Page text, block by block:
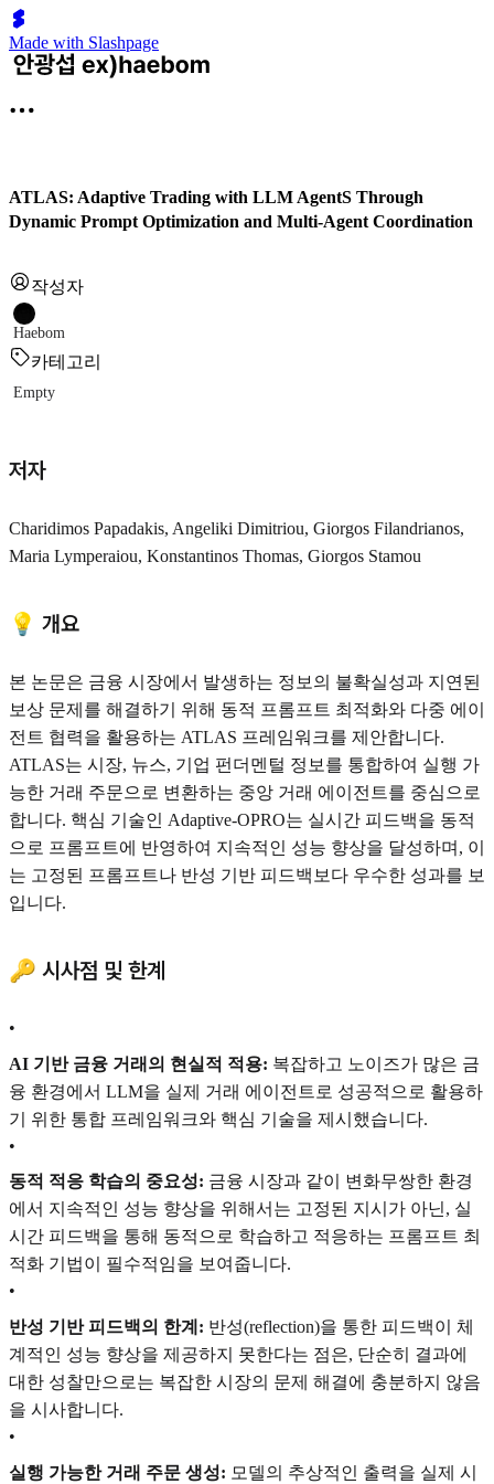
Made with Slashpage
ATLAS: Adaptive Trading with LLM AgentS Through
Dynamic Prompt Optimization and Multi-Agent Coordination
작성자
Haebom
카테고리
Empty
저자
Charidimos Papadakis, Angeliki Dimitriou, Giorgos Filandrianos,
Maria Lymperaiou, Konstantinos Thomas, Giorgos Stamou
💡 개요
본 논문은 금융 시장에서 발생하는 정보의 불확실성과 지연된
보상 문제를 해결하기 위해 동적 프롬프트 최적화와 다중 에이
전트 협력을 활용하는 ATLAS 프레임워크를 제안합니다.
ATLAS는 시장, 뉴스, 기업 펀더멘털 정보를 통합하여 실행 가
능한 거래 주문으로 변환하는 중앙 거래 에이전트를 중심으로
합니다. 핵심 기술인 Adaptive-OPRO는 실시간 피드백을 동적
으로 프롬프트에 반영하여 지속적인 성능 향상을 달성하며, 이
는 고정된 프롬프트나 반성 기반 피드백보다 우수한 성과를 보
입니다.
🔑 시사점 및 한계
•
AI 기반 금융 거래의 현실적 적용: 복잡하고 노이즈가 많은 금
융 환경에서 LLM을 실제 거래 에이전트로 성공적으로 활용하
기 위한 통합 프레임워크와 핵심 기술을 제시했습니다.
•
동적 적응 학습의 중요성: 금융 시장과 같이 변화무쌍한 환경
에서 지속적인 성능 향상을 위해서는 고정된 지시가 아닌, 실
시간 피드백을 통해 동적으로 학습하고 적응하는 프롬프트 최
적화 기법이 필수적임을 보여줍니다.
•
반성 기반 피드백의 한계: 반성(reflection)을 통한 피드백이 체
계적인 성능 향상을 제공하지 못한다는 점은, 단순히 결과에
대한 성찰만으로는 복잡한 시장의 문제 해결에 충분하지 않음
을 시사합니다.
•
실행 가능한 거래 주문 생성: 모델의 추상적인 출력을 실제 시